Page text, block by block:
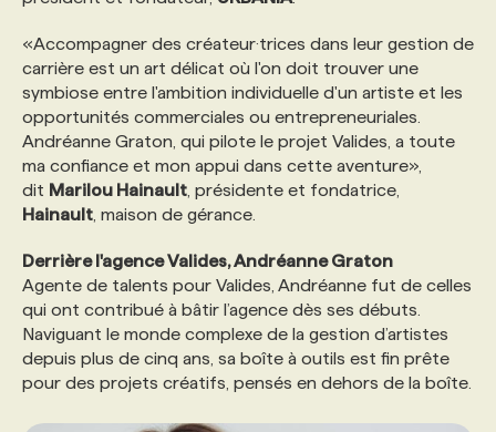
«Accompagner des créateur·trices dans leur gestion de
carrière est un art délicat où l'on doit trouver une
symbiose entre l'ambition individuelle d'un artiste et les
opportunités commerciales ou entrepreneuriales.
Andréanne Graton, qui pilote le projet Valides, a toute
ma confiance et mon appui dans cette aventure»,
dit Marilou Hainault , présidente et fondatrice,
Hainault , maison de gérance.
Derrière l'agence Valides, Andréanne Graton
Agente de talents pour Valides, Andréanne fut de celles
qui ont contribué à bâtir l’agence dès ses débuts.
Naviguant le monde complexe de la gestion d’artistes
depuis plus de cinq ans, sa boîte à outils est fin prête
pour des projets créatifs, pensés en dehors de la boîte.